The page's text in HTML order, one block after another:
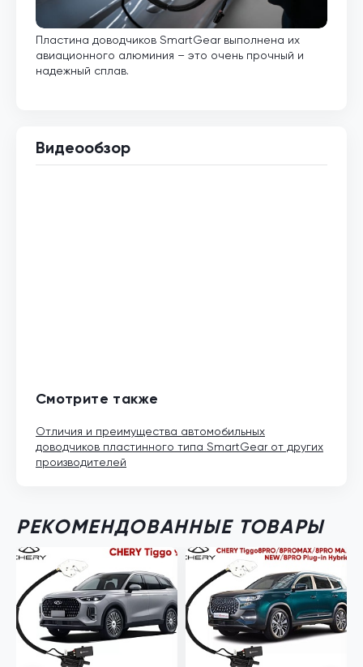
Пластина доводчиков SmartGear выполнена их
авиационного алюминия – это очень прочный и
надежный сплав.
Видеообзор
Смотрите также
Отличия и преимущества автомобильных
доводчиков пластинного типа SmartGear от других
производителей
РЕКОМЕНДОВАННЫЕ ТОВАРЫ